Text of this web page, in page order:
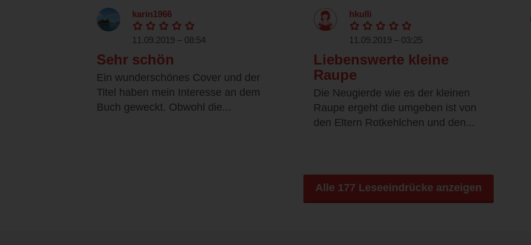
karin1966
11.09.2019 – 08:54
Sehr schön
Ein wunderschönes Cover und der
Titel haben mein Interesse an dem
Buch geweckt. Obwohl die...
hkulli
11.09.2019 – 03:25
Liebenswerte kleine
Raupe
Die Neugierde wie es der kleinen
Raupe ergeht die umgeben ist von
den Eltern Rotkehlchen und den...
Alle 177 Leseeindrücke anzeigen